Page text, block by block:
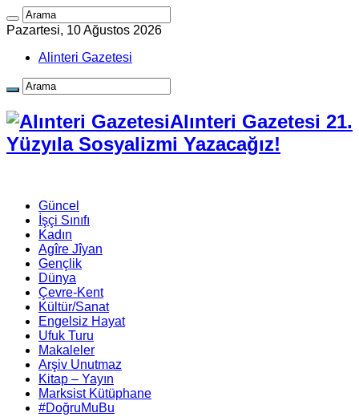
Pazartesi, 10 Ağustos 2026
Alinteri Gazetesi
Alınteri Gazetesi 21.
Yüzyıla Sosyalizmi Yazacağız!
Güncel
İşçi Sınıfı
Kadın
Agîre Jîyan
Gençlik
Dünya
Çevre-Kent
Kültür/Sanat
Engelsiz Hayat
Ufuk Turu
Makaleler
Arşiv Unutmaz
Kitap – Yayın
Marksist Kütüphane
#DoğruMuBu